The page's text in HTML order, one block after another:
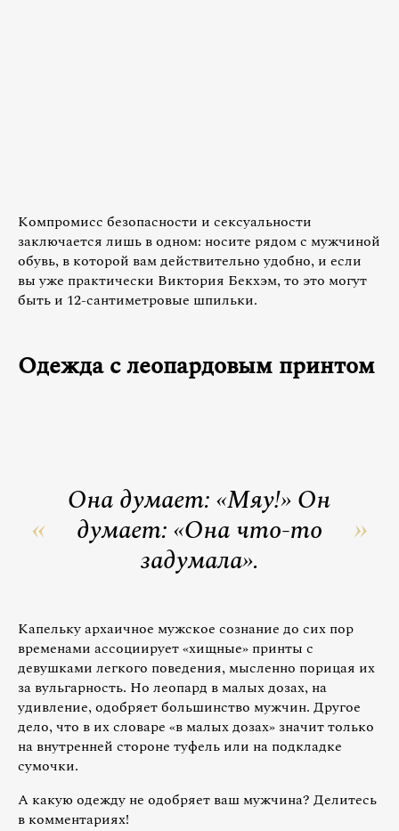
Компромисс безопасности и сексуальности
заключается лишь в одном: носите рядом с мужчиной
обувь, в которой вам действительно удобно, и если
вы уже практически Виктория Бекхэм, то это могут
быть и 12-сантиметровые шпильки.
Одежда с леопардовым принтом
Она думает: «Мяу!» Он
думает: «Она что-то
задумала».
Капельку архаичное мужское сознание до сих пор
временами ассоциирует «хищные» принты с
девушками легкого поведения, мысленно порицая их
за вульгарность. Но леопард в малых дозах, на
удивление, одобряет большинство мужчин. Другое
дело, что в их словаре «в малых дозах» значит только
на внутренней стороне туфель или на подкладке
сумочки.
А какую одежду не одобряет ваш мужчина? Делитесь
в комментариях!